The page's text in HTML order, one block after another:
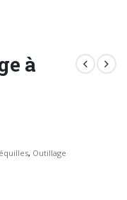
à
, Outillage